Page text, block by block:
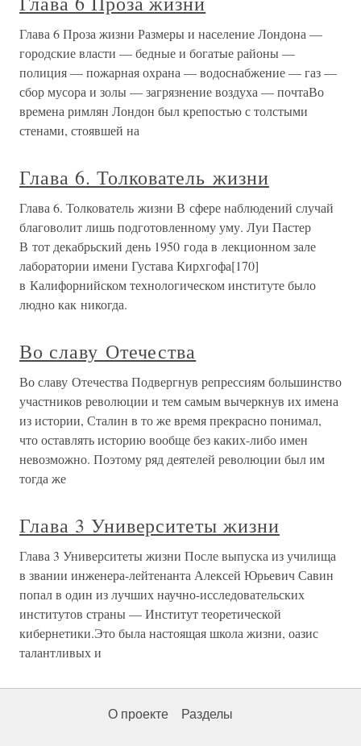
Глава 6 Проза жизни Размеры и население Лондона —
городские власти — бедные и богатые районы —
полиция — пожарная охрана — водоснабжение — газ —
сбор мусора и золы — загрязнение воздуха — почтаВо
времена римлян Лондон был крепостью с толстыми
стенами, стоявшей на
Глава 6. Толкователь жизни
Глава 6. Толкователь жизни В сфере наблюдений случай
благоволит лишь подготовленному уму. Луи Пастер
В тот декабрьский день 1950 года в лекционном зале
лаборатории имени Густава Кирхгофа[170]
в Калифорнийском технологическом институте было
людно как никогда.
Во славу Отечества
Во славу Отечества Подвергнув репрессиям большинство
участников революции и тем самым вычеркнув их имена
из истории, Сталин в то же время прекрасно понимал,
что оставлять историю вообще без каких-либо имен
невозможно. Поэтому ряд деятелей революции был им
тогда же
Глава 3 Университеты жизни
Глава 3 Университеты жизни После выпуска из училища
в звании инженера-лейтенанта Алексей Юрьевич Савин
попал в один из лучших научно-исследовательских
институтов страны — Институт теоретической
кибернетики.Это была настоящая школа жизни, оазис
талантливых и
О проекте Разделы